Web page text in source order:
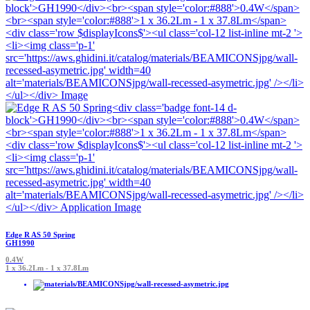
Edge R AS 50 Spring
GH1990
0.4W
1 x 36.2Lm - 1 x 37.8Lm